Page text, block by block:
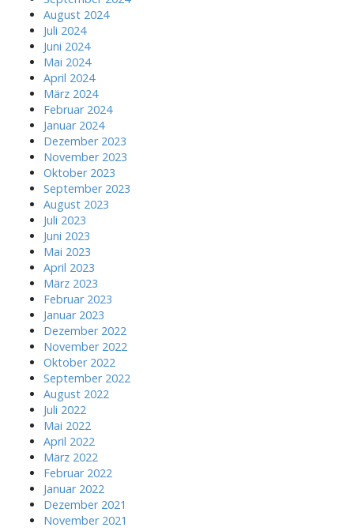
August 2024
Juli 2024
Juni 2024
Mai 2024
April 2024
März 2024
Februar 2024
Januar 2024
Dezember 2023
November 2023
Oktober 2023
September 2023
August 2023
Juli 2023
Juni 2023
Mai 2023
April 2023
März 2023
Februar 2023
Januar 2023
Dezember 2022
November 2022
Oktober 2022
September 2022
August 2022
Juli 2022
Mai 2022
April 2022
März 2022
Februar 2022
Januar 2022
Dezember 2021
November 2021